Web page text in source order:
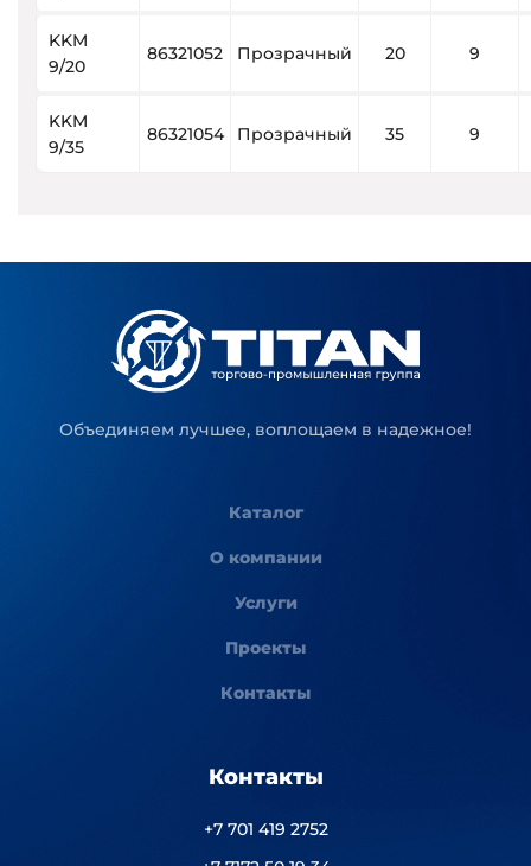
KKM
9/20
86321052 Прозрачный 20 9
KKM
9/35
86321054 Прозрачный 35 9
Объединяем лучшее, воплощаем в надежное!
Каталог
О компании
Услуги
Проекты
Контакты
Контакты
+7 701 419 2752